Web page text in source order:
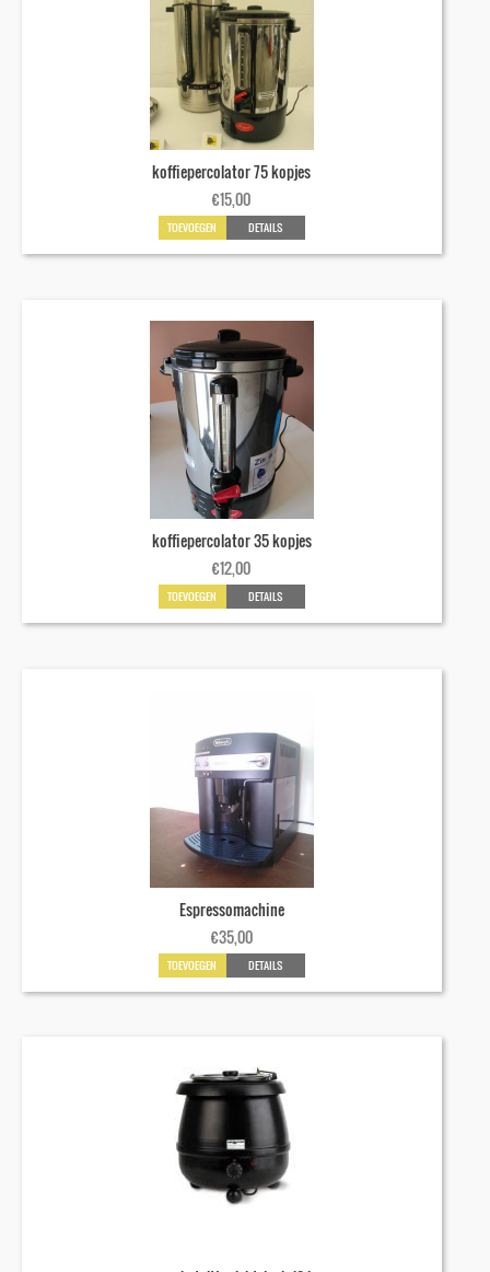
koffiepercolator 75 kopjes
€15,00
TOEVOEGEN DETAILS
koffiepercolator 35 kopjes
€12,00
TOEVOEGEN DETAILS
Espressomachine
€35,00
TOEVOEGEN DETAILS